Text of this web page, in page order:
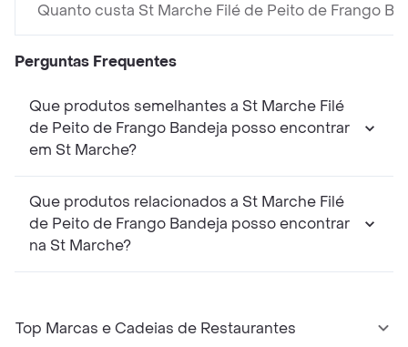
Quanto custa St Marche Filé de Peito de Frango
Perguntas Frequentes
Que produtos semelhantes a St Marche Filé
de Peito de Frango Bandeja posso encontrar
em St Marche?
Que produtos relacionados a St Marche Filé
de Peito de Frango Bandeja posso encontrar
na St Marche?
Top Marcas e Cadeias de Restaurantes